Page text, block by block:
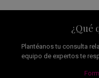
¿Qué
Plantéanos tu consulta
equipo de expertos te